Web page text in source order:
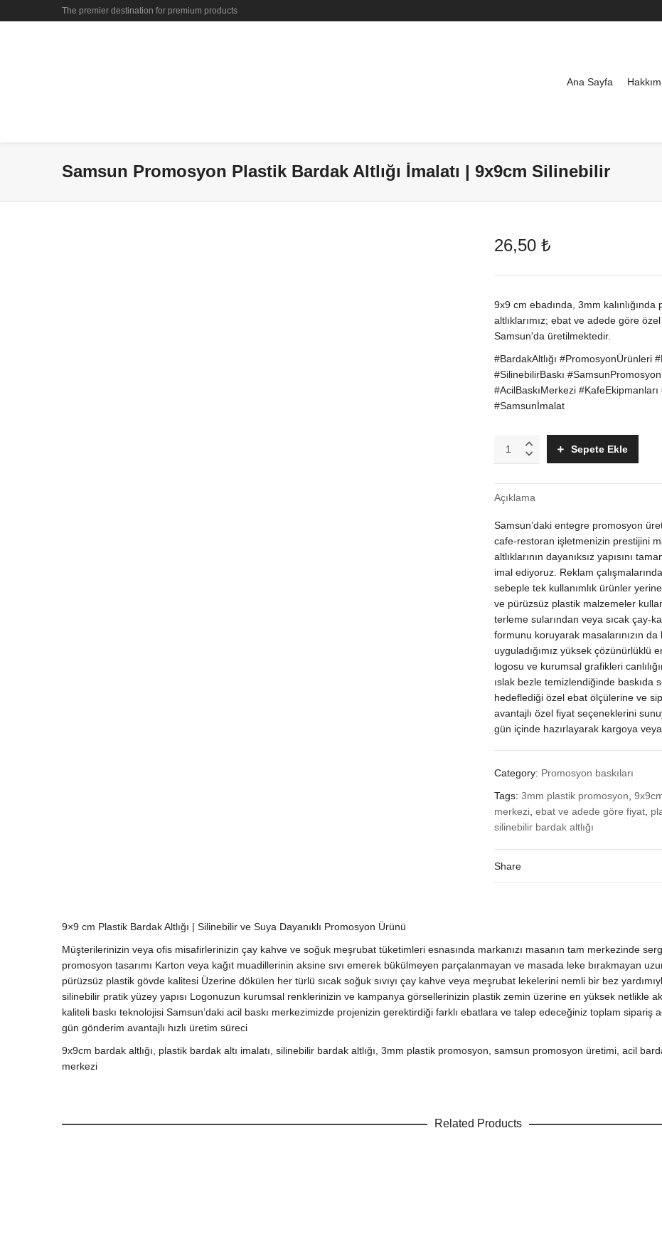
The premier destination for premium products
Ana Sayfa
Samsun Promosyon Plastik Bardak Altlığı İmalatı | 9x9cm Silinebilir
26,50₺
9x9 cm ebadında, 3mm
altlıklarımız; ebat ve adede göre
Samsun'da üretilmektedir.
#BardakAltlığı #PromosyonÜrünleri
#SilinebilirBaskı
#AcilBaskıMerkezi
#Samsunİmalat
cm
Bardak
Altlığı
Silinebilir
ve
Suya
Dayanıklı
Promosyon
Ürünü
quantity
Sepete Ekle
Açıklama
Samsun’daki entegre promosyon
cafe-restoran işletmenizin prestijini
altlıklarının dayanıksız yapısını
imal ediyoruz. Reklam
sebeple tek kullanımlık ürünler
ve pürüzsüz plastik malzemeler
terleme sularından veya sıcak çay-
formunu koruyarak masalarınızın
uyguladığımız yüksek çözünürlüklü
logosu ve kurumsal grafikleri
ıslak bezle temizlendiğinde
hedeflediği özel ebat ölçülerine ve
avantajlı özel fiyat seçeneklerini
gün içinde hazırlayarak kargoya
Category: Promosyon baskıları
Tags:3mm plastik promosyon ,
merkezi ,ebat ve adede göre fiyat
silinebilir bardak altlığı
Share
9×9 cm Plastik Bardak Altlığı | Silinebilir ve Suya Dayanıklı Promosyon Ürünü
Müşterilerinizin veya ofis misafirlerinizin çay kahve ve soğuk meşrubat tüketimleri esnasında markanızı masanın tam merkezinde
promosyon tasarımı Karton veya kağıt muadillerinin aksine sıvı emerek bükülmeyen parçalanmayan ve masada leke bırakmayan
pürüzsüz plastik gövde kalitesi Üzerine dökülen her türlü sıcak soğuk sıvıyı çay kahve veya meşrubat lekelerini nemli bir bez
silinebilir pratik yüzey yapısı Logonuzun kurumsal renklerinizin ve kampanya görsellerinizin plastik zemin üzerine en yüksek netlikle
kaliteli baskı teknolojisi Samsun’daki acil baskı merkezimizde projenizin gerektirdiği farklı ebatlara ve talep edeceğiniz toplam sipariş
gün gönderim avantajlı hızlı üretim süreci
9x9cm bardak altlığı, plastik bardak altı imalatı, silinebilir bardak altlığı, 3mm plastik promosyon, samsun promosyon üretimi, acil
merkezi
Related Products